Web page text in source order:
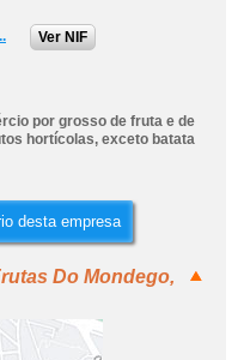
Ver NIF
por grosso de fruta e de
hortícolas, exceto batata
desta empresa
Do Mondego,